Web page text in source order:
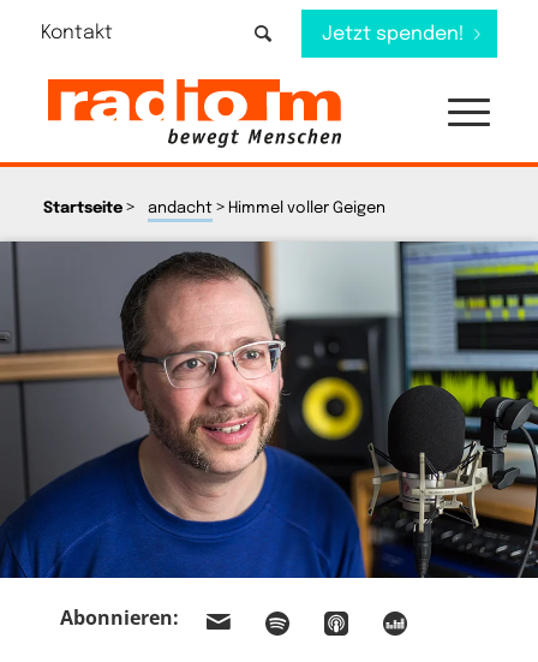
Kontakt Jetzt spenden!
Startseite> andacht> Himmel voller Geigen
Abonnieren: